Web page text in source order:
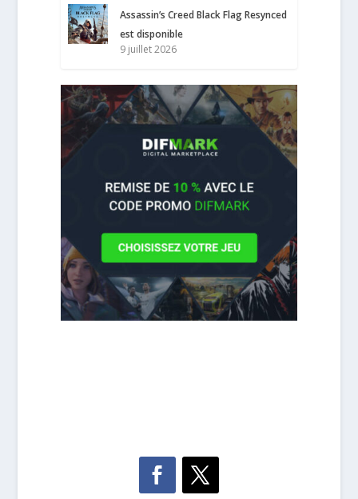
Assassin’s Creed Black Flag Resynced
est disponible
9 juillet 2026